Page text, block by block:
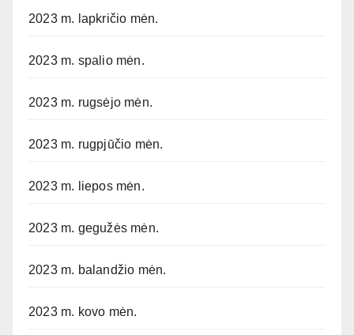
2023 m. lapkričio mėn.
2023 m. spalio mėn.
2023 m. rugsėjo mėn.
2023 m. rugpjūčio mėn.
2023 m. liepos mėn.
2023 m. gegužės mėn.
2023 m. balandžio mėn.
2023 m. kovo mėn.